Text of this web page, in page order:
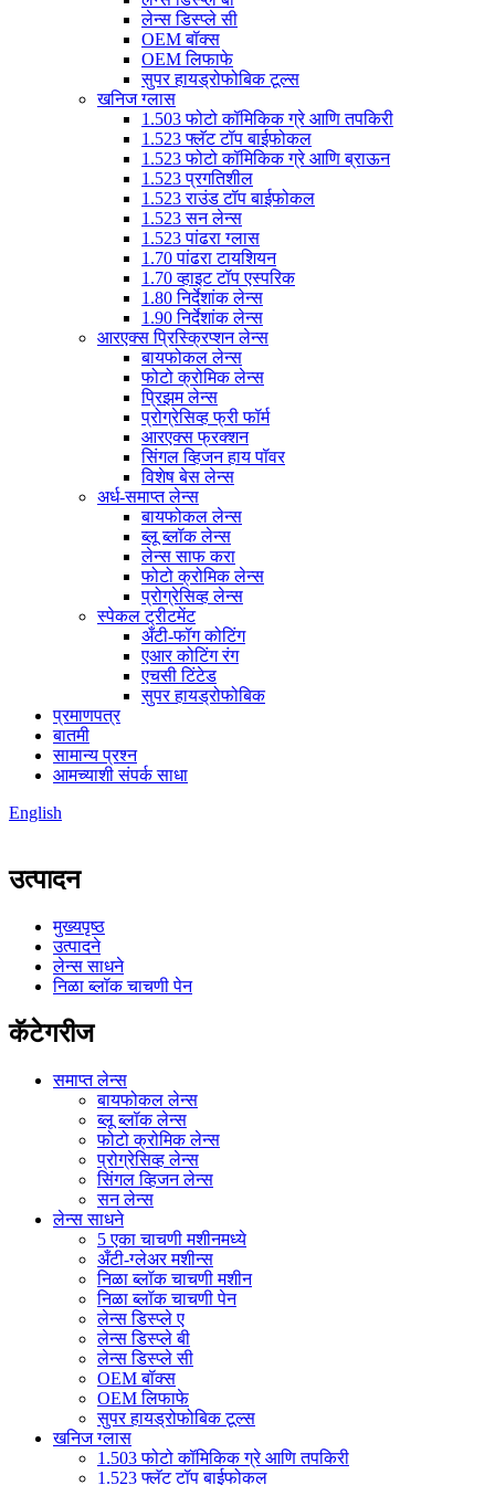
लेन्स डिस्प्ले सी
OEM बॉक्स
OEM लिफाफे
सुपर हायड्रोफोबिक टूल्स
खनिज ग्लास
1.503 फोटो कॉमिकिक ग्रे आणि तपकिरी
1.523 फ्लॅट टॉप बाईफोकल
1.523 फोटो कॉमिकिक ग्रे आणि ब्राऊन
1.523 प्रगतिशील
1.523 राउंड टॉप बाईफोकल
1.523 सन लेन्स
1.523 पांढरा ग्लास
1.70 पांढरा टायशियन
1.70 व्हाइट टॉप एस्परिक
1.80 निर्देशांक लेन्स
1.90 निर्देशांक लेन्स
आरएक्स प्रिस्क्रिप्शन लेन्स
बायफोकल लेन्स
फोटो क्रोमिक लेन्स
प्रिझम लेन्स
प्रोग्रेसिव्ह फ्री फॉर्म
आरएक्स फ्रक्शन
सिंगल व्हिजन हाय पॉवर
विशेष बेस लेन्स
अर्ध-समाप्त लेन्स
बायफोकल लेन्स
ब्लू ब्लॉक लेन्स
लेन्स साफ करा
फोटो क्रोमिक लेन्स
प्रोग्रेसिव्ह लेन्स
स्पेकल ट्रीटमेंट
अँटी-फॉग कोटिंग
एआर कोटिंग रंग
एचसी टिंटेड
सुपर हायड्रोफोबिक
प्रमाणपत्र
बातमी
सामान्य प्रश्न
आमच्याशी संपर्क साधा
English
उत्पादन
मुख्यपृष्ठ
उत्पादने
लेन्स साधने
निळा ब्लॉक चाचणी पेन
कॅटेगरीज
समाप्त लेन्स
बायफोकल लेन्स
ब्लू ब्लॉक लेन्स
फोटो क्रोमिक लेन्स
प्रोग्रेसिव्ह लेन्स
सिंगल व्हिजन लेन्स
सन लेन्स
लेन्स साधने
5 एका चाचणी मशीनमध्ये
अँटी-ग्लेअर मशीन्स
निळा ब्लॉक चाचणी मशीन
निळा ब्लॉक चाचणी पेन
लेन्स डिस्प्ले ए
लेन्स डिस्प्ले बी
लेन्स डिस्प्ले सी
OEM बॉक्स
OEM लिफाफे
सुपर हायड्रोफोबिक टूल्स
खनिज ग्लास
1.503 फोटो कॉमिकिक ग्रे आणि तपकिरी
1.523 फ्लॅट टॉप बाईफोकल